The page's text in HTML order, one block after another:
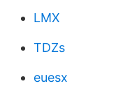
LMX
TDZs
euesx